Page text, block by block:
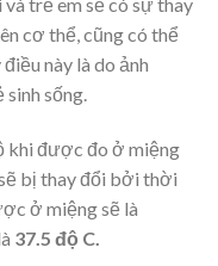
cơ thể, cũng có thể
này là do ảnh
sống.
khi được đo ở miệng
bị thay đổi bởi thời
ở miệng sẽ là
37.5 độ C.